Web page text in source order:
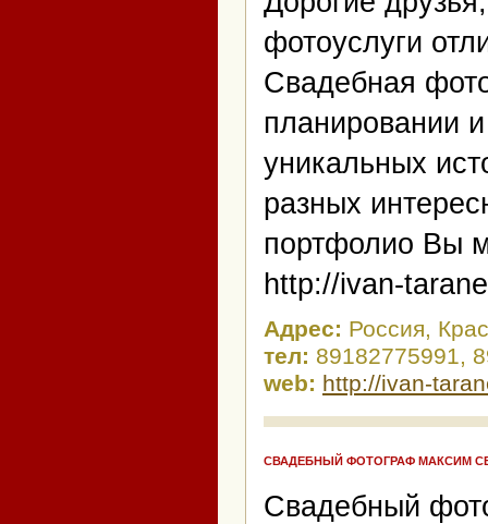
фотоуслуги
Свадебная
планировании
уникальных
разных
портфолио Вы
http://ivan-
Адрес: Россия,
тел: 89182775991,
web: http://ivan-
СВАДЕБНЫЙ ФОТОГРАФ МАКСИМ
Свадебный